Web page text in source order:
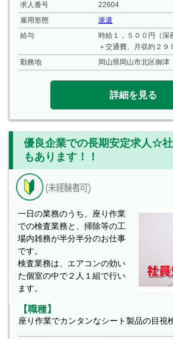
求人番号
22604
雇用形態
派遣
給与
時給１，５００円（深
＋交通費、月収約２９
勤務地
岡山県岡山市北区御津
詳細を見る
優良企業での長期安定求人☆
もあります！！
一日の業務のうち、座り作業
での検査業務と、掃除等の工
場内雑務が半分半分のお仕事
です。
検査業務は、エアコンの効い
た個室の中で２人１組で行い
ます。
【職種】
座り作業でカンタンなシート製品の目視